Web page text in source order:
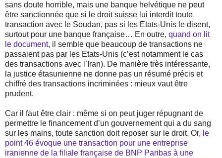
sans doute horrible, mais une banque helvétique ne peut
être sanctionnée que si le droit suisse lui interdit toute
transaction avec le Soudan, pas si les Etats-Unis le disent,
surtout pour une banque française… En outre, quand on lit
le document, il semble que beaucoup de transactions ne
passaient pas par les Etats-Unis (c’est notamment le cas
des transactions avec l’Iran). De manière très intéressante,
la justice étasunienne ne donne pas un résumé précis et
chiffré des transactions incriminées : mieux vaut être
prudent.
Car il faut être clair : même si on peut juger répugnant de
permettre le financement d’un gouvernement qui a du sang
sur les mains, toute sanction doit reposer sur le droit. Or, le
point 46 évoque une transaction pour une entreprise
iranienne de la filiale française de BNP Paribas à une